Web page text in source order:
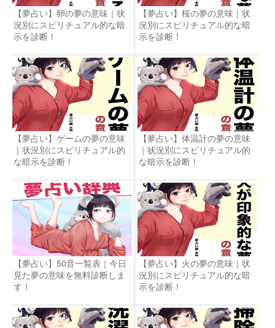
【夢占い】卵の夢の意味｜状
況別にスピリチュアル的な暗
示を診断！
【夢占い】桜の夢の意味｜状
況別にスピリチュアル的な暗
示を診断！
【夢占い】ゲームの夢の意味
｜状況別にスピリチュアル的
な暗示を診断！
【夢占い】体温計の夢の意味
｜状況別にスピリチュアル的
な暗示を診断！
【夢占い】50音一覧表｜今日
見た夢の意味を無料診断しま
す！
【夢占い】火の夢の意味｜状
況別にスピリチュアル的な暗
示を診断！